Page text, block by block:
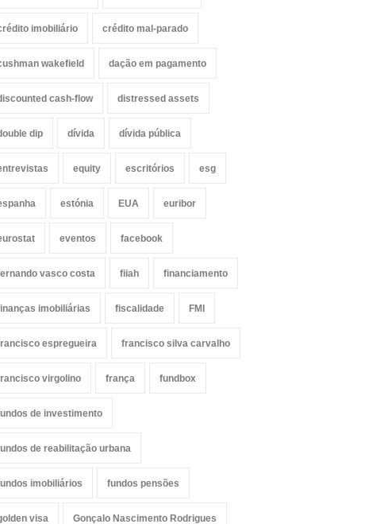
imobiliário crédito mal-parado
wakefield dação em pagamento
cash-flow distressed assets
dip dívida dívida pública
equity escritórios esg
estónia EUA euribor
eventos facebook
vasco costa fiiah financiamento
imobiliárias fiscalidade FMI
espregueira francisco silva carvalho
virgolino frança fundbox
de investimento
de reabilitação urbana
imobiliários fundos pensões
visa Gonçalo Nascimento Rodrigues